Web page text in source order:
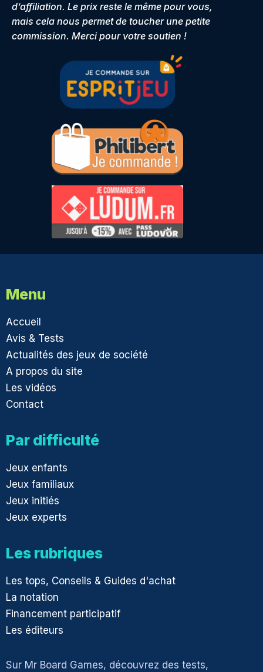
d’affiliation. Le prix reste le même pour vous,
mais cela nous permet de toucher une petite
commission. Merci pour votre soutien !
Menu
Accueil
Avis & Tests
Actualités des jeux de société
A propos du site
Les vidéos
Contact
Par difficulté
Jeux enfants
Jeux familiaux
Jeux initiés
Jeux experts
Les rubriques
Les tops, Conseils & Guides d'achat
La notation
Financement participatif
Les éditeurs
Sur Mr Board Games, découvrez des tests,